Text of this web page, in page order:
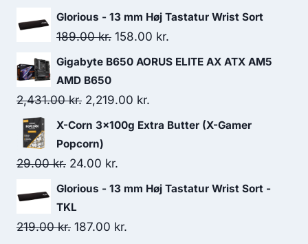
price
was:
price
Glorious - 13 mm Høj Tastatur Wrist Sort
189.00kr. Original
price
189.00 kr..
158.00 kr.
price
Gigabyte B650 AORUS ELITE AX ATX AM5
AMD B650
2,431.00kr. Original
price
was:
2,431.00 kr..
2,219.00 kr.
price
X-Corn 3x100g Extra Butter (X-Gamer
Popcorn)
29.00kr. Original
price
was:
29.00 kr..
24.00 kr.
price
24.00 kr..
Glorious - 13 mm Høj Tastatur Wrist Sort -
TKL
219.00kr. Original
187.00 kr.